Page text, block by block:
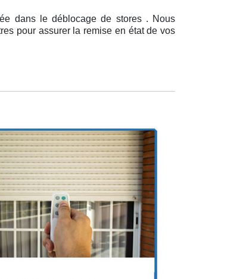
dans le déblocage de stores . Nous
pour assurer la remise en état de vos